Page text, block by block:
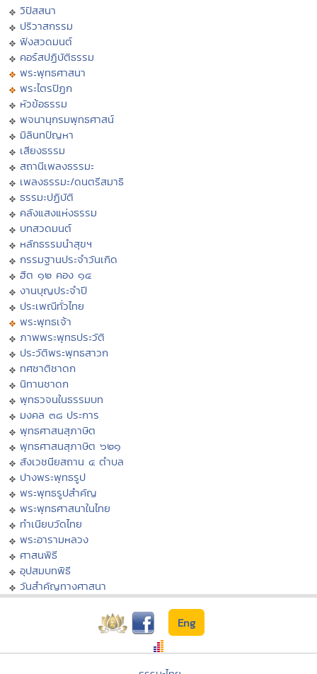
วิปัสสนา
ปริวาสกรรม
ฟังสวดมนต์
คอร์สปฏิบัติธรรม
พระพุทธศาสนา
พระไตรปิฏก
หัวข้อธรรม
พจนานุกรมพุทธศาสน์
มิลินทปัญหา
เสียงธรรม
สถานีเพลงธรรมะ
เพลงธรรมะ/ดนตรีสมาธิ
ธรรมะปฏิบัติ
คลังแสงแห่งธรรม
บทสวดมนต์
หลักธรรมนำสุขฯ
กรรมฐานประจำวันเกิด
ฮีต ๑๒ คอง ๑๔
งานบุญประจำปี
ประเพณีทั่วไทย
พระพุทธเจ้า
ภาพพระพุทธประวัติ
ประวัติพระพุทธสาวก
ทศชาติชาดก
นิทานชาดก
พุทธวจนในธรรมบท
มงคล ๓๘ ประการ
พุทธศาสนสุภาษิต
พุทธศาสนสุภาษิต ๖๒๑
สังเวชนียสถาน ๔ ตำบล
ปางพระพุทธรูป
พระพุทธรูปสำคัญ
พระพุทธศาสนาในไทย
ทำเนียบวัดไทย
พระอารามหลวง
ศาสนพิธี
อุปสมบทพิธี
วันสำคัญทางศาสนา
Eng